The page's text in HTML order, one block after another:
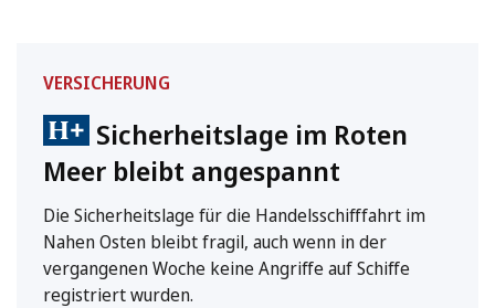
VERSICHERUNG
Sicherheitslage im Roten
Meer bleibt angespannt
Die Sicherheitslage für die Handelsschifffahrt im
Nahen Osten bleibt fragil, auch wenn in der
vergangenen Woche keine Angriffe auf Schiffe
registriert wurden.